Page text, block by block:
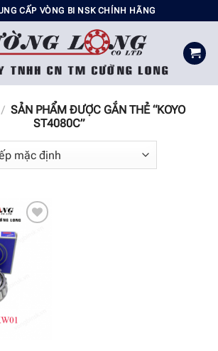
CẤP VÒNG BI NSK CHÍNH HÃNG
/ SẢN PHẨM ĐƯỢC GẮN THẺ “KOYO
ST4080C”